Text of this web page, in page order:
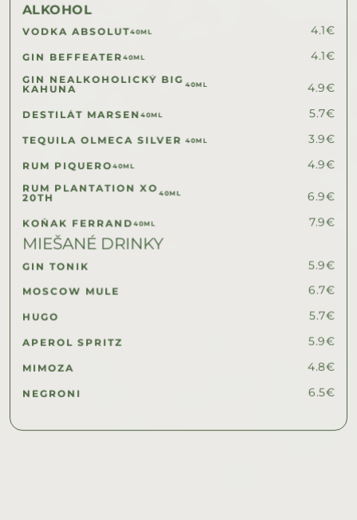
ALKOHOL
VODKA ABSOLUT40ML 4.1€
GIN BEFFEATER 40ML 4.1€
GIN NEALKOHOLICKÝ BIG
KAHUNA
40ML 4.9€
DESTILÁT MARSEN 40ML 5.7€
TEQUILA OLMECA SILVER 40ML 3.9€
RUM PIQUERO40ML 4.9€
RUM PLANTATION XO
20TH
40ML 6.9€
KOŇAK FERRAND 40ML 7.9€
MIEŠANÉ DRINKY
GIN TONIK 5.9€
MOSCOW MULE 6.7€
HUGO 5.7€
APEROL SPRITZ 5.9€
MIMOZA 4.8€
NEGRONI 6.5€